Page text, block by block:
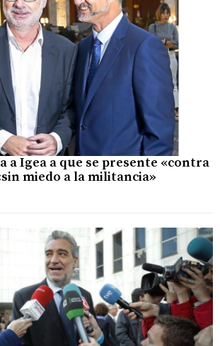
a Igea a que se presente «contra
miedo a la militancia»